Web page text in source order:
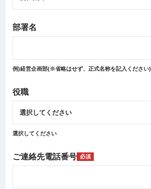
部署名
例)経営企画部(※省略はせず、正式名称を記入ください)
役職
選択してください
ご連絡先電話番号 必須